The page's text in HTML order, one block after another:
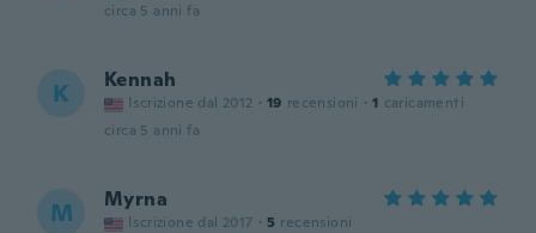
circa 5 anni fa
K Kennah
Iscrizione dal 2012 · 19 recensioni · 1 caricamenti
circa 5 anni fa
M Myrna
Iscrizione dal 2017 · 5 recensioni